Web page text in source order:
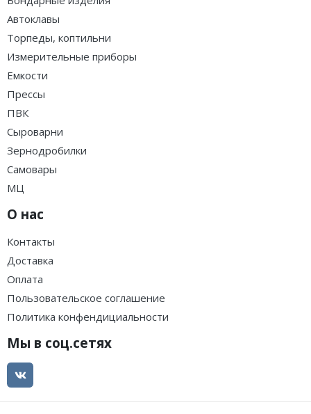
Автоклавы
Торпеды, коптильни
Измерительные приборы
Емкости
Прессы
ПВК
Сыроварни
Зернодробилки
Самовары
МЦ
О нас
Контакты
Доставка
Оплата
Пользовательское соглашение
Политика конфендициальности
Мы в соц.сетях